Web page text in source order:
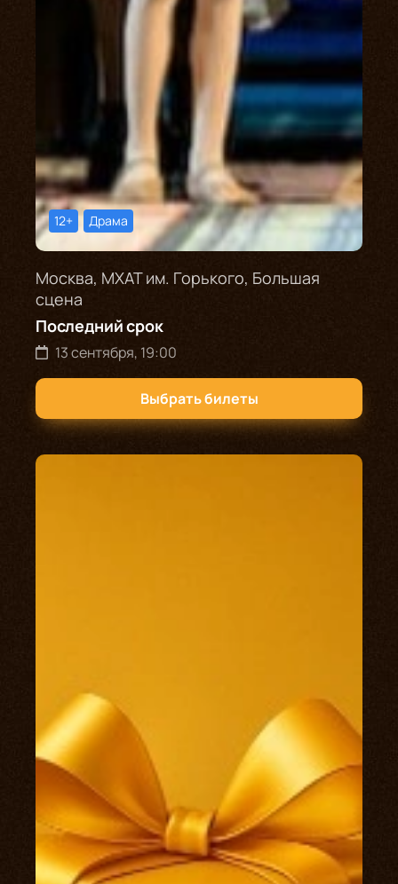
12+ Драма
Москва, МХАТ им. Горького, Большая
сцена
Последний срок
13 сентября, 19:00
Выбрать билеты